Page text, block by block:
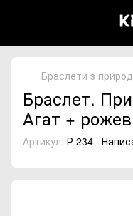
Браслети з
Браслет.
Агат +
Артикул: Р 234